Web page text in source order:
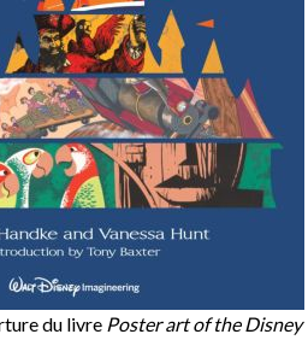
du livre Poster art of the Disney